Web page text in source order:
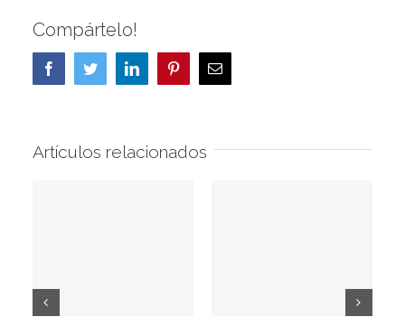
Compártelo!
FacebookTwitterLinkedInPinterestCorreo
electrónico
Artículos relacionados